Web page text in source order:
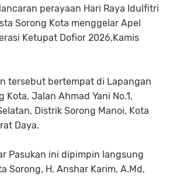
perayaan Hari Raya Idulfitri
Sorong Kota menggelar Apel
Ketupat Dofior 2026,Kamis
tersebut bertempat di Lapangan
Kota, Jalan Ahmad Yani No.1,
Distrik Sorong Manoi, Kota
Daya.
Pasukan ini dipimpin langsung
Sorong, H. Anshar Karim, A.Md,